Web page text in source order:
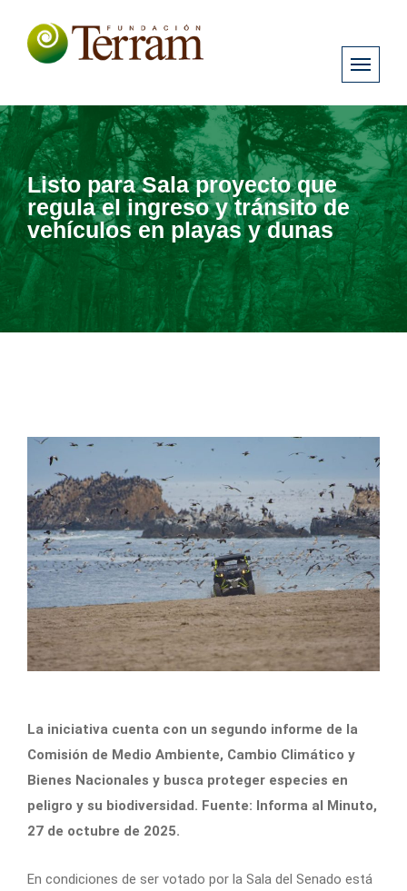
Listo para Sala proyecto que
regula el ingreso y tránsito de
vehículos en playas y dunas
La iniciativa cuenta con un segundo informe de la
Comisión de Medio Ambiente, Cambio Climático y
Bienes Nacionales y busca proteger especies en
peligro y su biodiversidad. Fuente: Informa al Minuto,
27 de octubre de 2025.
En condiciones de ser votado por la Sala del Senado está